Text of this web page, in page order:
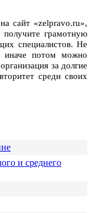
сайт «zelpravo.ru»,
грамотную
специалистов. Не
иначе потом можно
за долгие
среди своих
и среднего